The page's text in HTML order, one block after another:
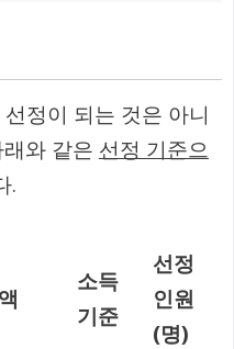
정이 되는 것은 아니
와 같은 선정 기준으
.
소득
기준
선정
인원
(명)